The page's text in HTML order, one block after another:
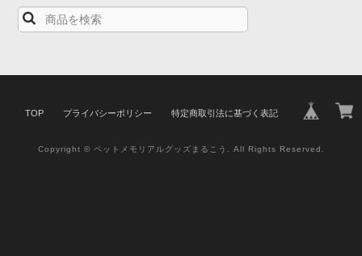
TOP プライバシーポリシー 特定商取引法に基づく表記
Copyright © ペットメモリアルグッズまるこう. All Rights Reserved.